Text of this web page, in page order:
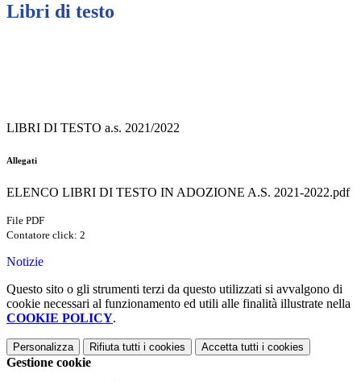
Libri di testo
LIBRI DI TESTO a.s. 2021/2022
Allegati
ELENCO LIBRI DI TESTO IN ADOZIONE A.S. 2021-2022.pdf
File PDF
Contatore click: 2
Notizie
Questo sito o gli strumenti terzi da questo utilizzati si avvalgono di
cookie necessari al funzionamento ed utili alle finalità illustrate nella
COOKIE POLICY.
Personalizza Rifiuta tutti i cookies Accetta tutti i cookies
Gestione cookie